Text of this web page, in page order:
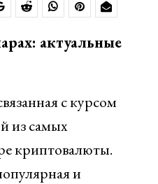
актуальные
с курсом
из самых
криптовалюты.
и